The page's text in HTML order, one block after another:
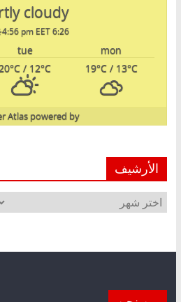
cloudy
6:26 am
4:56 pm EET
mon
tue
19°C/ 13°C
20°C / 12°C
powered by
Atlas
الأرشيف
الأرشيف